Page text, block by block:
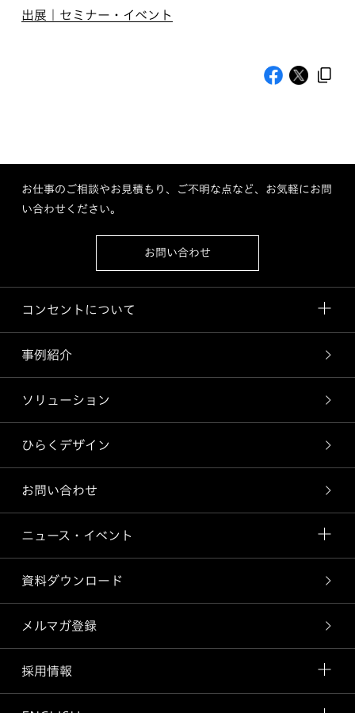
出展｜セミナー・イベント
お仕事のご相談やお見積もり、ご不明な点など、お気軽にお問
い合わせください。
お問い合わせ
コンセントについて
事例紹介
ソリューション
ひらくデザイン
お問い合わせ
ニュース・イベント
資料ダウンロード
メルマガ登録
採用情報